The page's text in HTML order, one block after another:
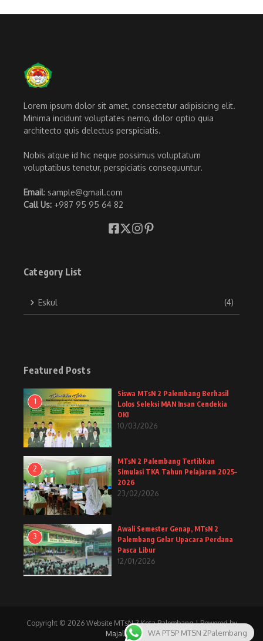
Lorem ipsum dolor sit amet, consectetur adipisicing elit.
Minima incidunt voluptates nemo, dolor optio quia
architecto quis delectus perspiciatis.
Nobis atque id hic neque possimus voluptatum
voluptatibus tenetur, perspiciatis consequuntur.
Email: sample@gmail.com
Call Us: +987 95 95 64 82
Category List
Eskul (4)
Featured Posts
1
Siswa MTsN 2 Palembang Berhasil
Lolos Seleksi MAN Insan Cendekia
OKI
10/03/2026
2
MTsN 2 Palembang Tertibkan
Simulasi TKA Tahun Pelajaran 2025–
2026
23/02/2026
3
Awali Semester Genap, MTsN 2
Palembang Gelar Upacara Perdana
Pasca Libur
12/01/2026
Copyright © 2026 Website MTsN 2 Kota Palembang | Powered by
Majalah Berita XWA PTSP MTSN 2Palembang